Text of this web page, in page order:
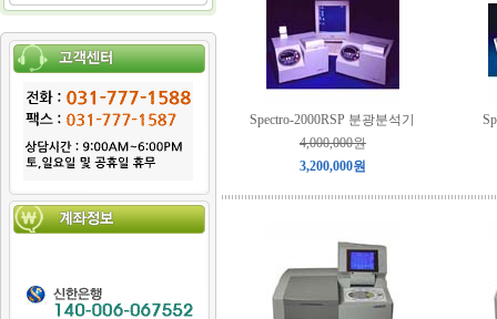
Spectro-2000RSP 분광분석기
4,000,000원
3,200,000원